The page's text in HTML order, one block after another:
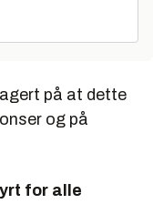
på at dette
og på
for alle